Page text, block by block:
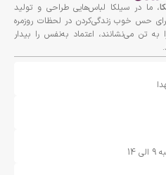
، ما در سیلکا لباس‌هایی طراحی و تولید
حس خوب زندگی‌کردن در لحظات روزمره
تن می‌نشانند، اعتماد به‌نفس را بیدار